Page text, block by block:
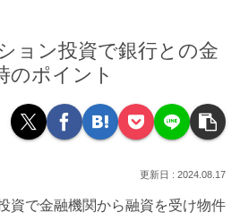
ョン投資で銀行との金
のポイント
2024.08.17
資で金融機関から融資を受け物件